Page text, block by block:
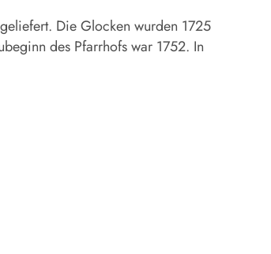
Die Glocken wurden 1725
des Pfarrhofs war 1752. In